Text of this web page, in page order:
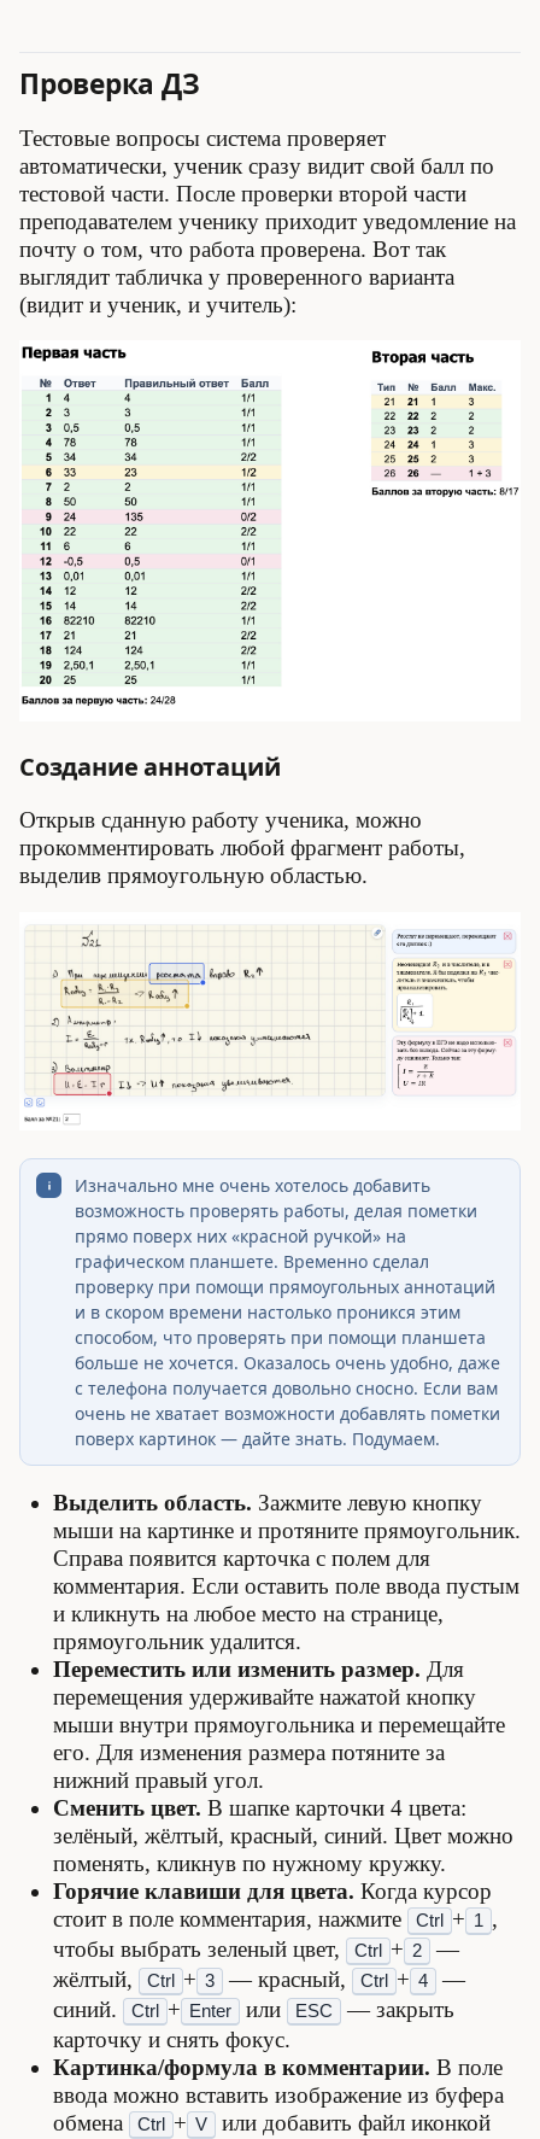
Проверка ДЗ
Тестовые вопросы система проверяет
автоматически, ученик сразу видит свой балл по
тестовой части. После проверки второй части
преподавателем ученику приходит уведомление на
почту о том, что работа проверена. Вот так
выглядит табличка у проверенного варианта
(видит и ученик, и учитель):
Создание аннотаций
Открыв сданную работу ученика, можно
прокомментировать любой фрагмент работы,
выделив прямоугольную областью.
Изначально мне очень хотелось добавить
возможность проверять работы, делая пометки
прямо поверх них «красной ручкой» на
графическом планшете. Временно сделал
проверку при помощи прямоугольных аннотаций
и в скором времени настолько проникся этим
способом, что проверять при помощи планшета
больше не хочется. Оказалось очень удобно, даже
с телефона получается довольно сносно. Если вам
очень не хватает возможности добавлять пометки
поверх картинок — дайте знать. Подумаем.
Выделить область. Зажмите левую кнопку
мыши на картинке и протяните прямоугольник.
Справа появится карточка с полем для
комментария. Если оставить поле ввода пустым
и кликнуть на любое место на странице,
прямоугольник удалится.
Переместить или изменить размер. Для
перемещения удерживайте нажатой кнопку
мыши внутри прямоугольника и перемещайте
его. Для изменения размера потяните за
нижний правый угол.
Сменить цвет. В шапке карточки 4 цвета:
зелёный, жёлтый, красный, синий. Цвет можно
поменять, кликнув по нужному кружку.
Горячие клавиши для цвета. Когда курсор
стоит в поле комментария, нажмите
Ctrl + 1 ,
чтобы выбрать зеленый цвет,
Ctrl + 2
—
жёлтый,
Ctrl + 3 — красный, Ctrl + 4
—
синий.
Ctrl + Enter или ESC
— закрыть
карточку и снять фокус.
Картинка/формула в комментарии. В поле
ввода можно вставить изображение из буфера
обмена
Ctrl + V
или добавить файл иконкой